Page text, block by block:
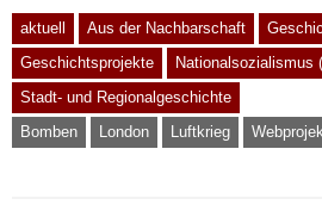
aktuell Aus der Nachbarschaft
Geschichtsprojekte
Nationalsozialismus
Stadt- und Regionalgeschichte
Bomben
London Luftkrieg